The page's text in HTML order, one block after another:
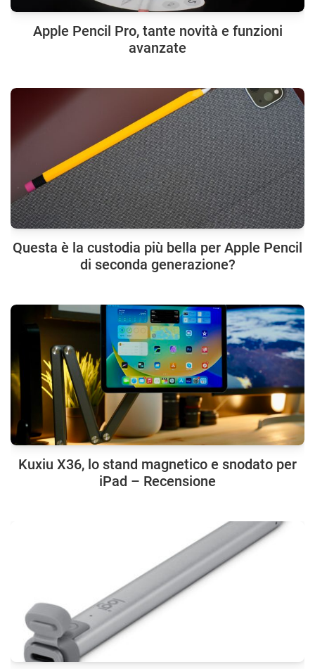
Apple Pencil Pro, tante novità e funzioni
avanzate
Questa è la custodia più bella per Apple Pencil
di seconda generazione?
Kuxiu X36, lo stand magnetico e snodato per
iPad – Recensione